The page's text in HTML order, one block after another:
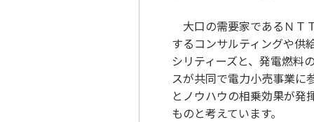
大口の需要家であるＮＴ
するコンサルティングや供
シリティーズと、発電燃料
スが共同で電力小売事業に
とノウハウの相乗効果が発
ものと考えています。